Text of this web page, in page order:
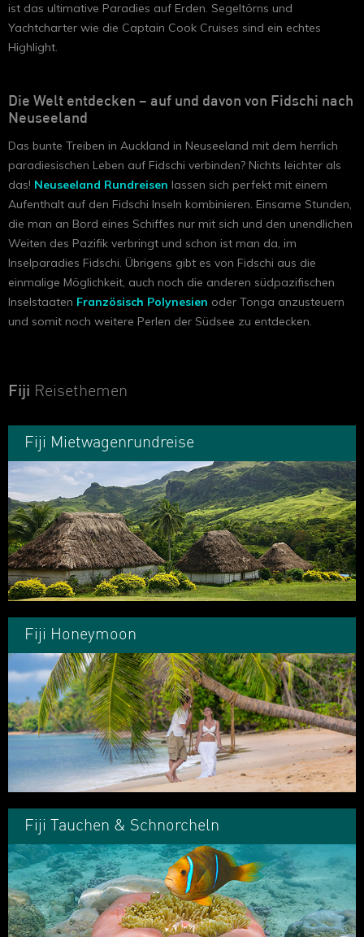
ist das ultimative Paradies auf Erden. Segeltörns und
Yachtcharter wie die Captain Cook Cruises sind ein echtes
Highlight.
Die Welt entdecken – auf und davon von Fidschi nach
Neuseeland
Das bunte Treiben in Auckland in Neuseeland mit dem herrlich
paradiesischen Leben auf Fidschi verbinden? Nichts leichter als
das! Neuseeland Rundreisen lassen sich perfekt mit einem
Aufenthalt auf den Fidschi Inseln kombinieren. Einsame Stunden,
die man an Bord eines Schiffes nur mit sich und den unendlichen
Weiten des Pazifik verbringt und schon ist man da, im
Inselparadies Fidschi. Übrigens gibt es von Fidschi aus die
einmalige Möglichkeit, auch noch die anderen südpazifischen
Inselstaaten Französisch Polynesien oder Tonga anzusteuern
und somit noch weitere Perlen der Südsee zu entdecken.
Fiji Reisethemen
Fiji Mietwagenrundreise
Fiji Honeymoon
Fiji Tauchen & Schnorcheln